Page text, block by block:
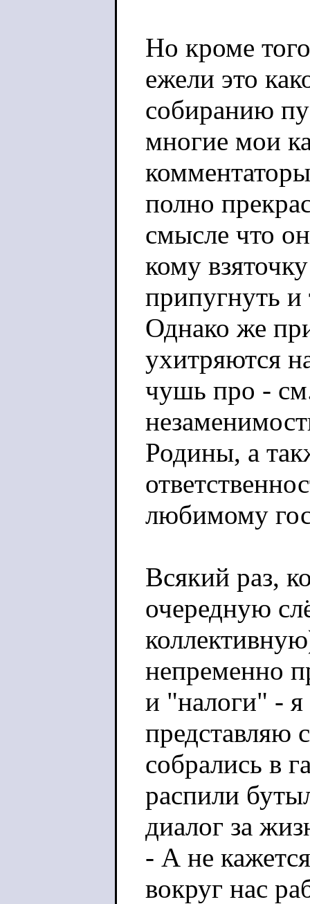
Но кроме
ежели это
собиранию
многие мои
полно
смысле что
кому
припугнуть
Однако же
ухитряются
чушь про -
Родины, а
любимому
Всякий раз,
очередную
непременно
и "налоги" -
представляю
собрались в
распили
диалог за
- А не
вокруг нас